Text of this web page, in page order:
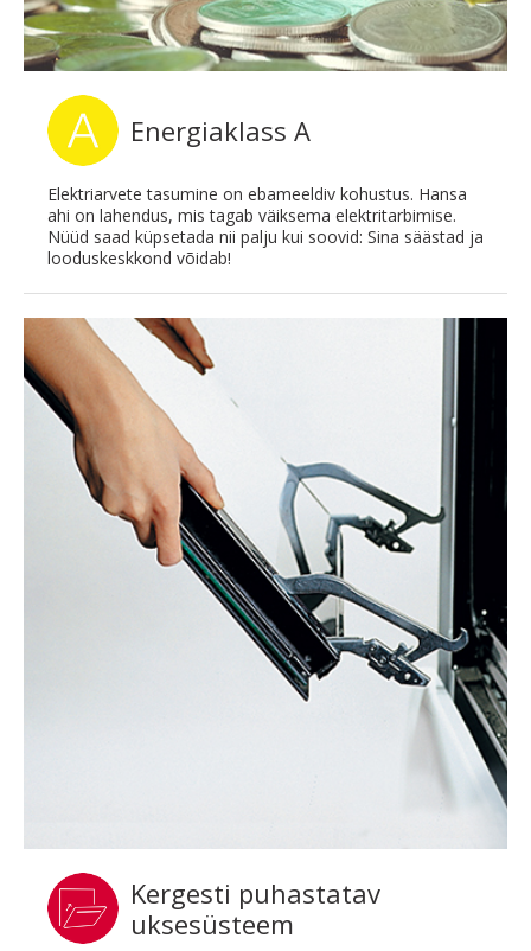
Energiaklass A
Elektriarvete tasumine on ebameeldiv kohustus. Hansa
ahi on lahendus, mis tagab väiksema elektritarbimise.
Nüüd saad küpsetada nii palju kui soovid: Sina säästad ja
looduskeskkond võidab!
Kergesti puhastatav
uksesüsteem